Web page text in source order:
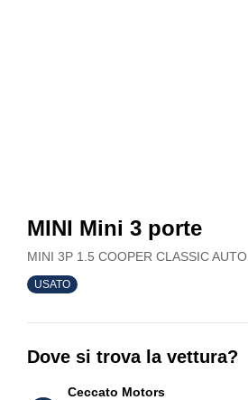
MINI Mini 3 porte
MINI 3P 1.5 COOPER CLASSIC AUTO
USATO
Dove si trova la vettura?
Ceccato Motors